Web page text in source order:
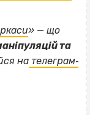
» — що
та
на телеграм‐